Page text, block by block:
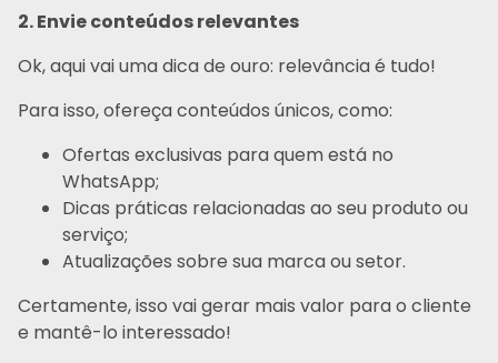
2. Envie conteúdos relevantes
Ok, aqui vai uma dica de ouro: relevância é tudo!
Para isso, ofereça conteúdos únicos, como:
Ofertas exclusivas para quem está no
WhatsApp;
Dicas práticas relacionadas ao seu produto ou
serviço;
Atualizações sobre sua marca ou setor.
Certamente, isso vai gerar mais valor para o cliente
e mantê-lo interessado!